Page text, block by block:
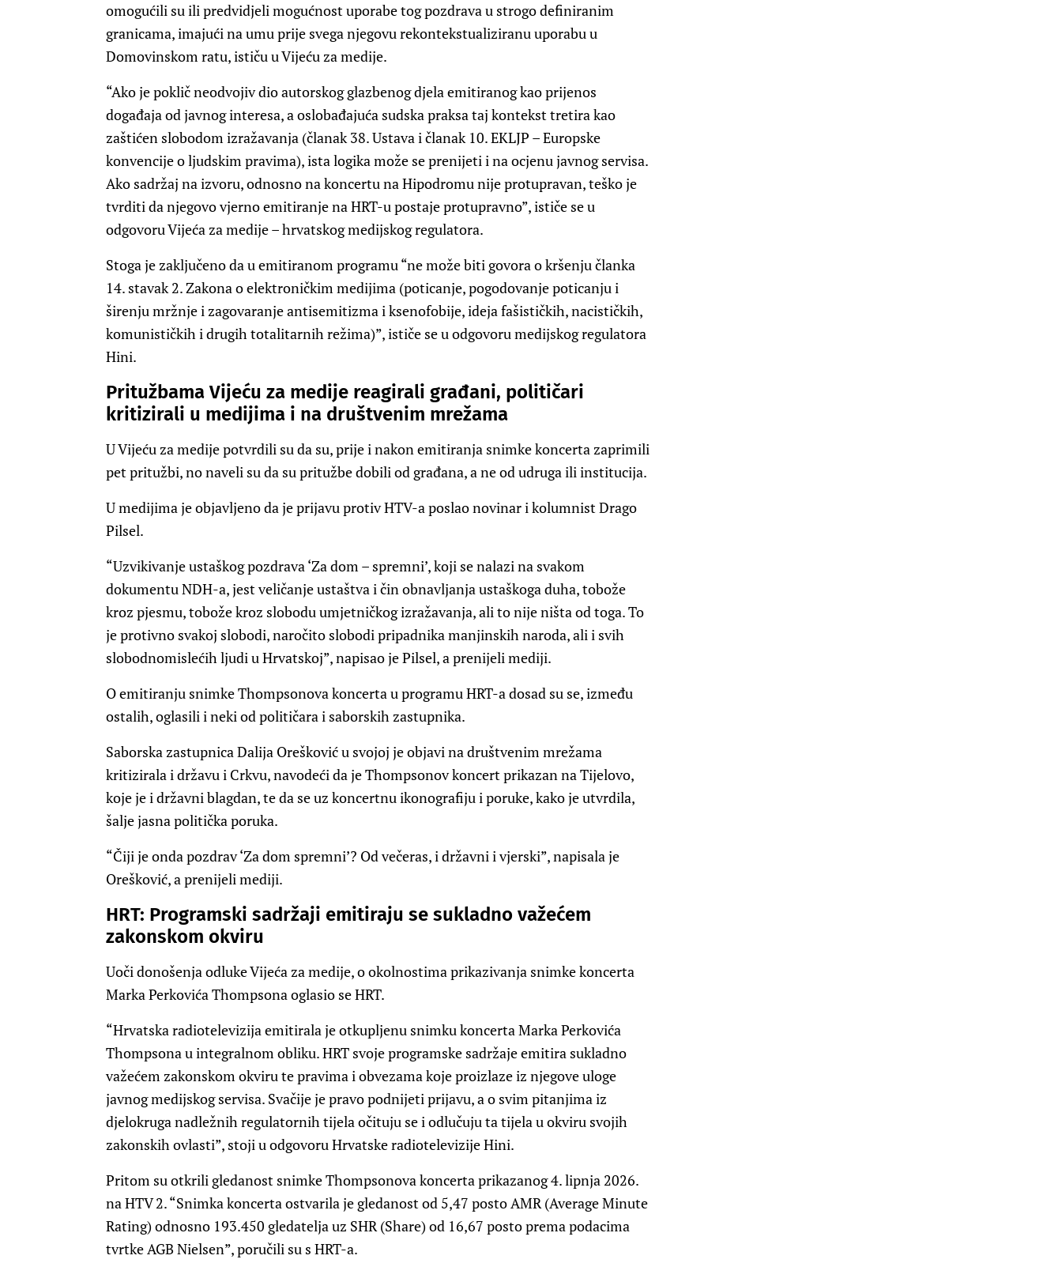
omogućili su ili predvidjeli mogućnost uporabe tog pozdrava u strogo definiranim
granicama, imajući na umu prije svega njegovu rekontekstualiziranu uporabu u
Domovinskom ratu, ističu u Vijeću za medije.
“Ako je poklič neodvojiv dio autorskog glazbenog djela emitiranog kao prijenos
događaja od javnog interesa, a oslobađajuća sudska praksa taj kontekst tretira kao
zaštićen slobodom izražavanja (članak 38. Ustava i članak 10. EKLJP – Europske
konvencije o ljudskim pravima), ista logika može se prenijeti i na ocjenu javnog servisa.
Ako sadržaj na izvoru, odnosno na koncertu na Hipodromu nije protupravan, teško je
tvrditi da njegovo vjerno emitiranje na HRT-u postaje protupravno”, ističe se u
odgovoru Vijeća za medije – hrvatskog medijskog regulatora.
Stoga je zaključeno da u emitiranom programu “ne može biti govora o kršenju članka
14. stavak 2. Zakona o elektroničkim medijima (poticanje, pogodovanje poticanju i
širenju mržnje i zagovaranje antisemitizma i ksenofobije, ideja fašističkih, nacističkih,
komunističkih i drugih totalitarnih režima)”, ističe se u odgovoru medijskog regulatora
Hini.
Pritužbama Vijeću za medije reagirali građani, političari
kritizirali u medijima i na društvenim mrežama
U Vijeću za medije potvrdili su da su, prije i nakon emitiranja snimke koncerta zaprimili
pet pritužbi, no naveli su da su pritužbe dobili od građana, a ne od udruga ili institucija.
U medijima je objavljeno da je prijavu protiv HTV-a poslao novinar i kolumnist Drago
Pilsel.
“Uzvikivanje ustaškog pozdrava ‘Za dom – spremni’, koji se nalazi na svakom
dokumentu NDH-a, jest veličanje ustaštva i čin obnavljanja ustaškoga duha, tobože
kroz pjesmu, tobože kroz slobodu umjetničkog izražavanja, ali to nije ništa od toga. To
je protivno svakoj slobodi, naročito slobodi pripadnika manjinskih naroda, ali i svih
slobodnomislećih ljudi u Hrvatskoj”, napisao je Pilsel, a prenijeli mediji.
O emitiranju snimke Thompsonova koncerta u programu HRT-a dosad su se, između
ostalih, oglasili i neki od političara i saborskih zastupnika.
Saborska zastupnica Dalija Orešković u svojoj je objavi na društvenim mrežama
kritizirala i državu i Crkvu, navodeći da je Thompsonov koncert prikazan na Tijelovo,
koje je i državni blagdan, te da se uz koncertnu ikonografiju i poruke, kako je utvrdila,
šalje jasna politička poruka.
“Čiji je onda pozdrav ‘Za dom spremni’? Od večeras, i državni i vjerski”, napisala je
Orešković, a prenijeli mediji.
HRT: Programski sadržaji emitiraju se sukladno važećem
zakonskom okviru
Uoči donošenja odluke Vijeća za medije, o okolnostima prikazivanja snimke koncerta
Marka Perkovića Thompsona oglasio se HRT.
“Hrvatska radiotelevizija emitirala je otkupljenu snimku koncerta Marka Perkovića
Thompsona u integralnom obliku. HRT svoje programske sadržaje emitira sukladno
važećem zakonskom okviru te pravima i obvezama koje proizlaze iz njegove uloge
javnog medijskog servisa. Svačije je pravo podnijeti prijavu, a o svim pitanjima iz
djelokruga nadležnih regulatornih tijela očituju se i odlučuju ta tijela u okviru svojih
zakonskih ovlasti”, stoji u odgovoru Hrvatske radiotelevizije Hini.
Pritom su otkrili gledanost snimke Thompsonova koncerta prikazanog 4. lipnja 2026.
na HTV 2. “Snimka koncerta ostvarila je gledanost od 5,47 posto AMR (Average Minute
Rating) odnosno 193.450 gledatelja uz SHR (Share) od 16,67 posto prema podacima
tvrtke AGB Nielsen”, poručili su s HRT-a.